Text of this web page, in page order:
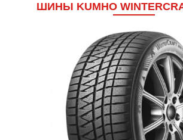
ШИНЫ KUMHO